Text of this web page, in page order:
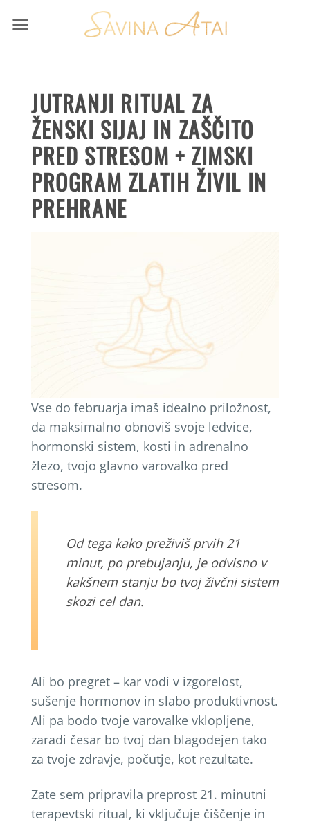
JUTRANJI RITUAL ZA
ŽENSKI SIJAJ IN ZAŠČITO
PRED STRESOM + ZIMSKI
PROGRAM ZLATIH ŽIVIL IN
PREHRANE
Vse do februarja imaš idealno priložnost,
da maksimalno obnoviš svoje ledvice,
hormonski sistem, kosti in adrenalno
žlezo, tvojo glavno varovalko pred
stresom.
Od tega kako preživiš prvih 21
minut, po prebujanju, je odvisno v
kakšnem stanju bo tvoj živčni sistem
skozi cel dan.
Ali bo pregret – kar vodi v izgorelost,
sušenje hormonov in slabo produktivnost.
Ali pa bodo tvoje varovalke vklopljene,
zaradi česar bo tvoj dan blagodejen tako
za tvoje zdravje, počutje, kot rezultate.
Zate sem pripravila preprost 21. minutni
terapevtski ritual, ki vključuje čiščenje in